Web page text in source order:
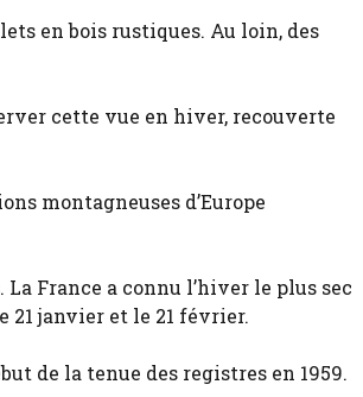
en bois rustiques. Au loin, des
cette vue en hiver, recouverte
montagneuses d’Europe
France a connu l’hiver le plus sec
21 janvier et le 21 février.
de la tenue des registres en 1959.